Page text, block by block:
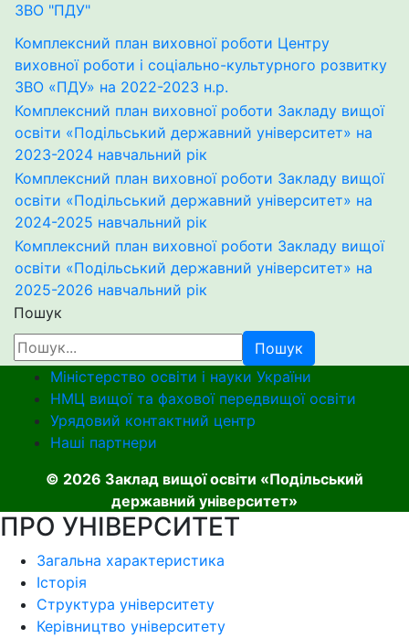
ЗВО "ПДУ"
Комплексний план виховної роботи Центру
виховної роботи і соціально-культурного розвитку
ЗВО «ПДУ» на 2022-2023 н.р.
Комплексний план виховної роботи Закладу вищої
освіти «Подільський державний університет» на
2023-2024 навчальний рік
Комплексний план виховної роботи Закладу вищої
освіти «Подільський державний університет» на
2024-2025 навчальний рік
Комплексний план виховної роботи Закладу вищої
освіти «Подільський державний університет» на
2025-2026 навчальний рік
Пошук
Пошук
Міністерство освіти і науки України
НМЦ вищої та фахової передвищої освіти
Урядовий контактний центр
Наші партнери
© 2026 Заклад вищої освіти «Подільський
державний університет»
ПРО УНІВЕРСИТЕТ
Загальна характеристика
Історія
Структура університету
Керівництво університету